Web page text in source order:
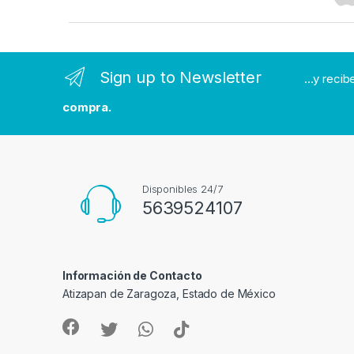
Sign up to Newsletter ...y
compra.
Disponibles 24/7
5639524107
Información de Contacto
Atizapan de Zaragoza, Estado de México